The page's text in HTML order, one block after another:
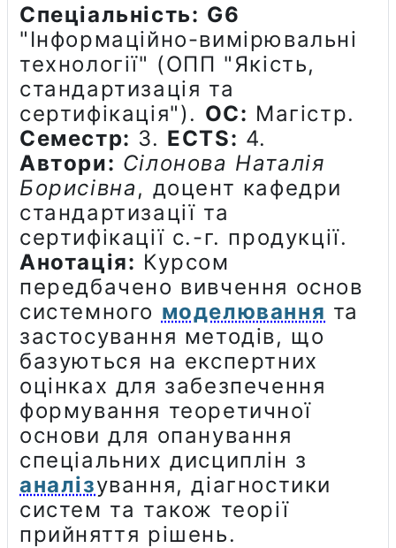
Спеціальність: G6
"Інформаційно-вимірювальні
технології" (ОПП "Якість,
стандартизація та
сертифікація"). ОС: Магістр.
Семестр: 3. ECTS: 4.
Автори: Сілонова Наталія
Борисівна, доцент кафедри
стандартизації та
сертифікації с.-г. продукції.
Анотація: Курсом
передбачено вивчення основ
системного моделювання та
застосування методів, що
базуються на експертних
оцінках для забезпечення
формування теоретичної
основи для опанування
спеціальних дисциплін з
аналізування, діагностики
систем та також теорії
прийняття рішень.